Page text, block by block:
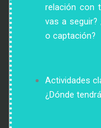
relación con
vas a seguir?
o captación?
Actividades
¿Dónde